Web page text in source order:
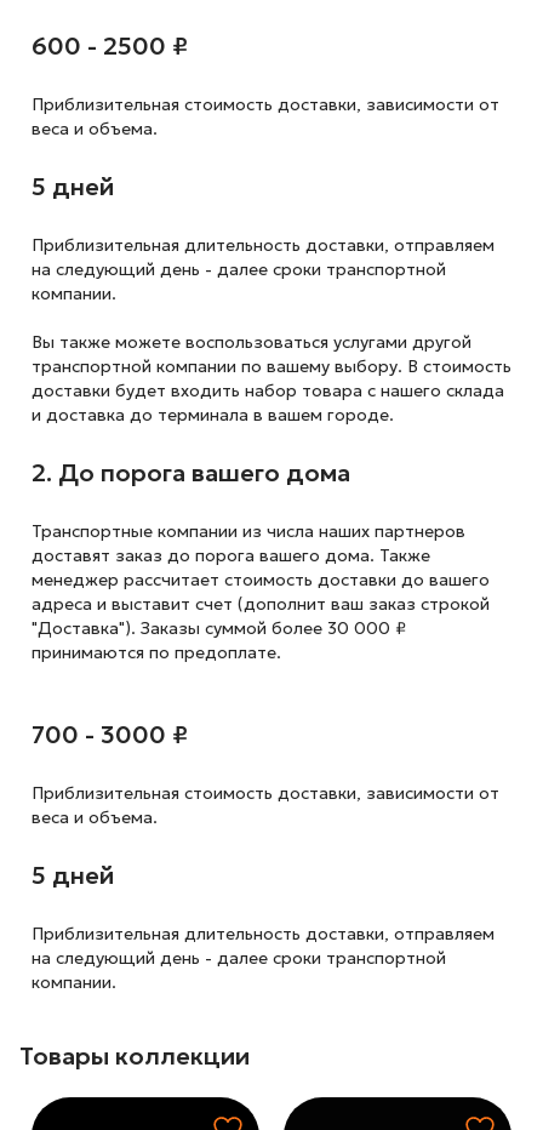
600 - 2500 ₽
Приблизительная стоимость доставки, зависимости от
веса и объема.
5 дней
Приблизительная длительность доставки, отправляем
на следующий день - далее сроки транспортной
компании.
Вы также можете воспользоваться услугами другой
транспортной компании по вашему выбору. В стоимость
доставки будет входить набор товара с нашего склада
и доставка до терминала в вашем городе.
2. До порога вашего дома
Транспортные компании из числа наших партнеров
доставят заказ до порога вашего дома. Также
менеджер рассчитает стоимость доставки до вашего
адреса и выставит счет (дополнит ваш заказ строкой
"Доставка"). Заказы суммой более 30 000 ₽
принимаются по предоплате.
700 - 3000 ₽
Приблизительная стоимость доставки, зависимости от
веса и объема.
5 дней
Приблизительная длительность доставки, отправляем
на следующий день - далее сроки транспортной
компании.
Товары коллекции